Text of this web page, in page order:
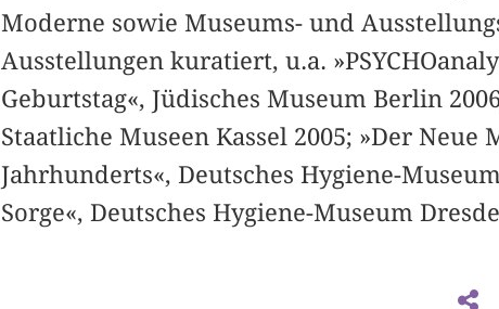
Moderne sowie Museums- und
Ausstellungen kuratiert, u.a.
Geburtstag«, Jüdisches Museum Berlin
Staatliche Museen Kassel 2005; »Der Neue
Jahrhunderts«, Deutsches Hygiene-
Sorge«, Deutsches Hygiene-Museum